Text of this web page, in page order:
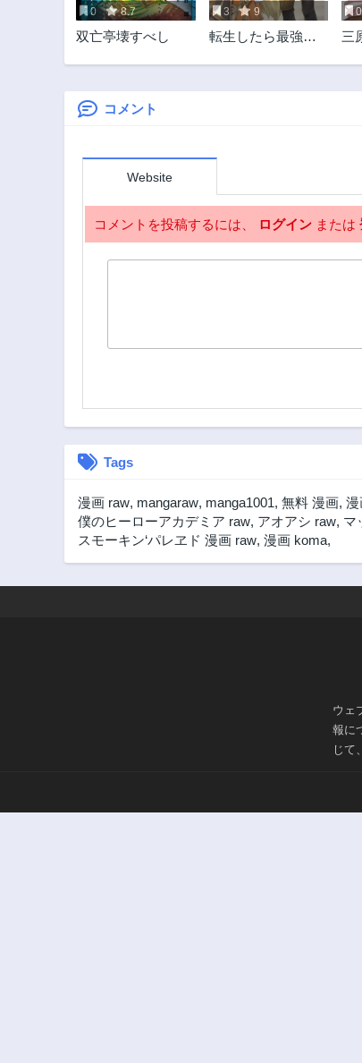
0 8.7
双亡亭壊すべし
3 9
転生したら最強種
ローライフを楽し
三
コメント
Website
コメントを投稿するには、 ログイン または
Tags
漫画 raw, mangaraw, manga1001, 無料 漫画, 漫
僕のヒーローアカデミア raw, アオアシ raw, マ
スモーキン‘パレヱド 漫画 raw, 漫画 koma,
ウェ
報に
じて